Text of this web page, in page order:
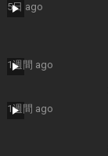
5日 ago
1週間 ago
1週間 ago